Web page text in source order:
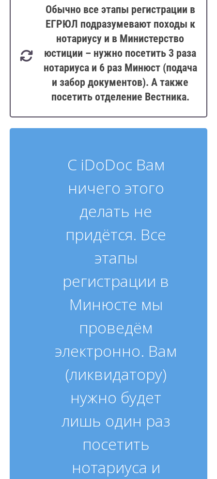
Обычно все этапы регистрации в
ЕГРЮЛ подразумевают походы к
нотариусу и в Министерство
юстиции – нужно посетить 3 раза
нотариуса и 6 раз Минюст (подача
и забор документов). А также
посетить отделение Вестника.
С iDoDoc Вам
ничего этого
делать не
придётся. Все
этапы
регистрации в
Минюсте мы
проведём
электронно. Вам
(ликвидатору)
нужно будет
лишь один раз
посетить
нотариуса и